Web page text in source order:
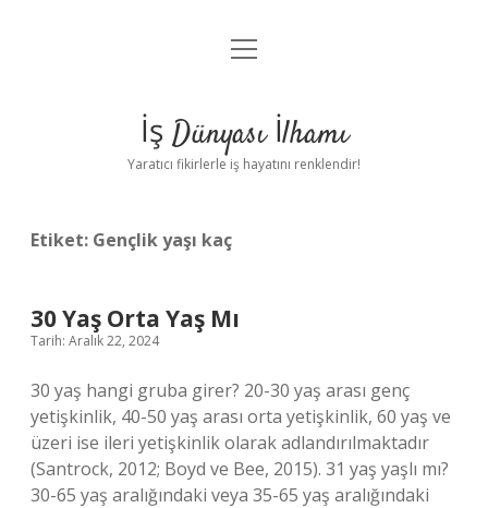
Anasayfa
Yasal Uyarı
menüyü
İş Dünyası İlhamı
Yaratıcı fikirlerle iş hayatını renklendir!
Etiket: Gençlik yaşı kaç
30 Yaş Orta Yaş Mı
Tarih: Aralık 22, 2024
30 yaş hangi gruba girer? 20-30 yaş arası genç
yetişkinlik, 40-50 yaş arası orta yetişkinlik, 60 yaş ve
üzeri ise ileri yetişkinlik olarak adlandırılmaktadır
(Santrock, 2012; Boyd ve Bee, 2015). 31 yaş yaşlı mı?
30-65 yaş aralığındaki veya 35-65 yaş aralığındaki